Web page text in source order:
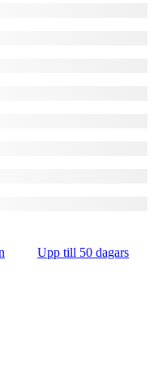
Upp till 50 dagars